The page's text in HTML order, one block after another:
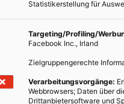
ist.
dem Verbrauch angepasst.
über Preissignale dem
Waschmaschinen
Der aktuelle Verbrauch wird
Daten dem Stromversorger
dieser nur so viel Strom
Statistikerstellung für
Targeting/Profiling/
Facebook Inc., Irland
Zielgruppengerechte
Verarbeitungsvorgänge:
Webbrowsers; Daten über
Drittanbietersoftware und